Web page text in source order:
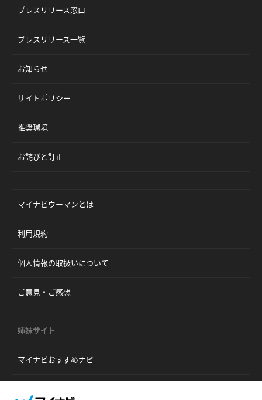
プレスリリース窓口
プレスリリース一覧
お知らせ
サイトポリシー
推奨環境
お詫びと訂正
マイナビウーマンとは
利用規約
個人情報の取扱いについて
ご意見・ご感想
姉妹サイト
マイナビおすすめナビ